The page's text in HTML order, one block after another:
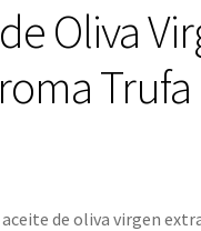
Oliva
de oliva virgen